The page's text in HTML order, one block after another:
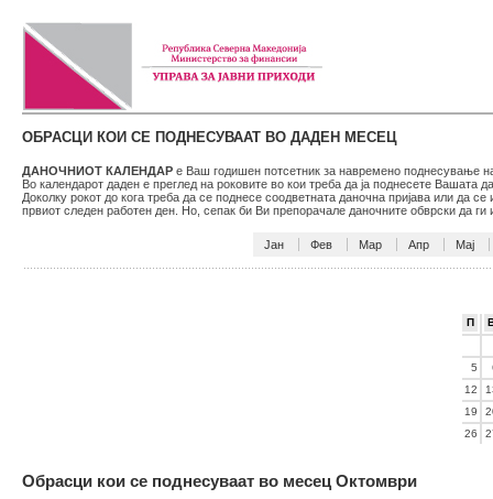
ОБРАСЦИ КОИ СЕ ПОДНЕСУВААТ ВО ДАДЕН МЕСЕЦ
ДАНОЧНИОТ КАЛЕНДАР е Ваш годишен потсетник за навремено поднесување
Во календарот даден е преглед на роковите во кои треба да ја поднесете
Доколку рокот до кога треба да се поднесе соодветната даночна пријава или да
првиот следен работен ден. Но, сепак би Ви препорачале даночните обврски да
Јан Фев Мар Апр Мај
П
5
12
19
26
Обрасци кои се поднесуваат во месец Октомври